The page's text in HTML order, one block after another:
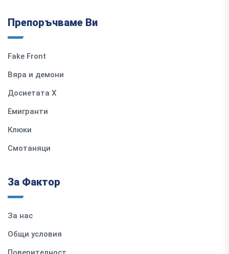
Препоръчваме Ви
Fake Front
Вяра и демони
Досиетата Х
Емигранти
Клюки
Смотаняци
За Фактор
За нас
Общи условия